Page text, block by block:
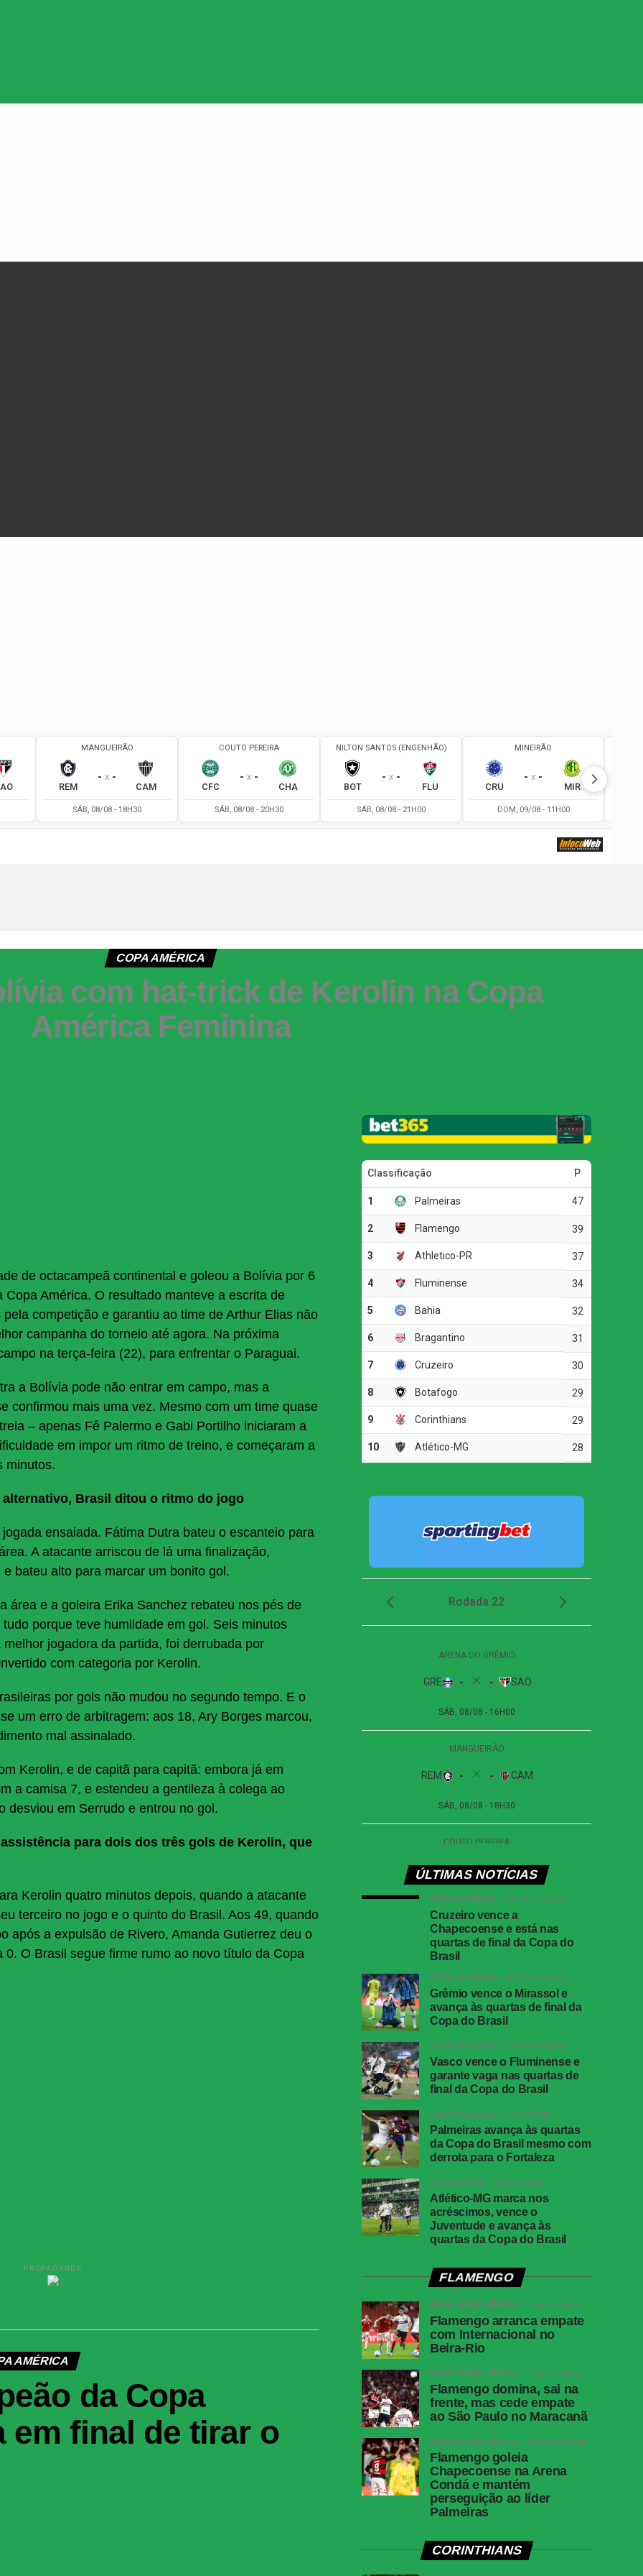
COPA AMÉRICA
com hat-trick de Kerolin na Copa
América Feminina
de octacampeã continental e goleou a Bolívia por 6
América. O resultado manteve a escrita de
competição e garantiu ao time de Arthur Elias não
campanha do torneio até agora. Na próxima
na terça-feira (22), para enfrentar o Paraguai.
a Bolívia pode não entrar em campo, mas a
confirmou mais uma vez. Mesmo com um time quase
– apenas Fê Palermo e Gabi Portilho iniciaram a
em impor um ritmo de treino, e começaram a
minutos.
Brasil ditou o ritmo do jogo
ensaiada. Fátima Dutra bateu o escanteio para
A atacante arriscou de lá uma finalização,
bateu alto para marcar um bonito gol.
área e a goleira Erika Sanchez rebateu nos pés de
porque teve humildade em gol. Seis minutos
jogadora da partida, foi derrubada por
com categoria por Kerolin.
por gols não mudou no segundo tempo. E o
um erro de arbitragem: aos 18, Ary Borges marcou,
mal assinalado.
Kerolin, e de capitã para capitã: embora já em
a camisa 7, e estendeu a gentileza à colega ao
desviou em Serrudo e entrou no gol.
para dois dos três gols de Kerolin, que
Kerolin quatro minutos depois, quando a atacante
terceiro no jogo e o quinto do Brasil. Aos 49, quando
após a expulsão de Rivero, Amanda Gutierrez deu o
O Brasil segue firme rumo ao novo título da Copa
PROPAGANDA
AMÉRICA
da Copa
em final de tirar o
ÚLTIMAS NOTÍCIAS
COPA DO BRASIL 33 minutos atrás
Cruzeiro vence a
Chapecoense e está nas
quartas de final da Copa do
Brasil
COPA DO BRASIL 45 minutos atrás
Grêmio vence o Mirassol e
avança às quartas de final da
Copa do Brasil
COPA DO BRASIL 58 minutos atrás
Vasco vence o Fluminense e
garante vaga nas quartas de
final da Copa do Brasil
COPA DO BRASIL 1 hora atrás
Palmeiras avança às quartas
da Copa do Brasil mesmo com
derrota para o Fortaleza
ATLÉTICO-MG 19 horas atrás
Atlético-MG marca nos
acréscimos, vence o
Juventude e avança às
quartas da Copa do Brasil
FLAMENGO
BRASILEIRÃO SÉRIE A 1 semana atrás
Flamengo arranca empate
com Internacional no
Beira-Rio
BRASILEIRÃO SÉRIE A 1 semana atrás
Flamengo domina, sai na
frente, mas cede empate
ao São Paulo no Maracanã
BRASILEIRÃO SÉRIE A 2 semanas atrás
Flamengo goleia
Chapecoense na Arena
Condá e mantém
perseguição ao líder
Palmeiras
CORINTHIANS